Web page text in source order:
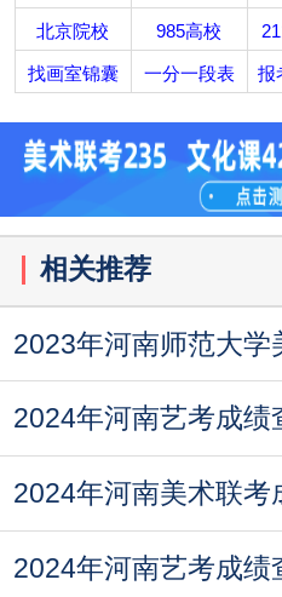
北京院校 985高校
找画室锦囊 一分一段表 报
相关推荐
2024年河南艺考成绩
2024年河南美术联考
2024年河南艺考成绩